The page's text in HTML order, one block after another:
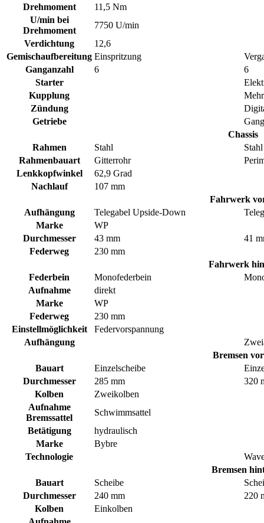
Drehmoment
11,5 Nm
U/min bei
Drehmoment
7750 U/min
Verdichtung
12,6
Gemischaufbereitung Einspritzung
Ganganzahl
6
6
Starter
Kupplung
Zündung
Getriebe
Chassis
Rahmen
Stahl
Stahl
Rahmenbauart
Gitterrohr
Lenkkopfwinkel
62,9 Grad
Nachlauf
107 mm
Fahrwerk
Aufhängung
Telegabel Upside-Down
Marke
WP
Durchmesser
43 mm
41
Federweg
230 mm
Fahrwerk
Federbein
Monofederbein
Aufnahme
direkt
Marke
WP
Federweg
230 mm
Einstellmöglichkeit
Federvorspannung
Aufhängung
Bremsen
Bauart
Einzelscheibe
Durchmesser
285 mm
320
Kolben
Zweikolben
Aufnahme
Bremssattel
Schwimmsattel
Betätigung
hydraulisch
Marke
Bybre
Technologie
Bremsen
Bauart
Scheibe
Durchmesser
240 mm
220
Kolben
Einkolben